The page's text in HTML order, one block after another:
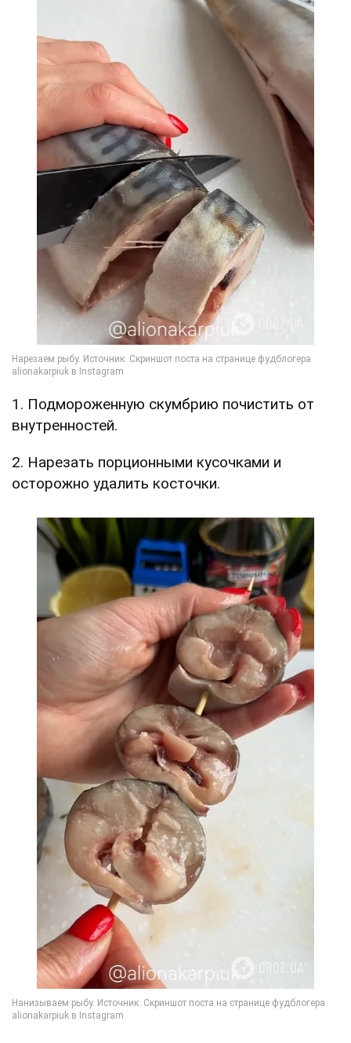
1. Подмороженную скумбрию почистить от
внутренностей.
2. Нарезать порционными кусочками и
осторожно удалить косточки.